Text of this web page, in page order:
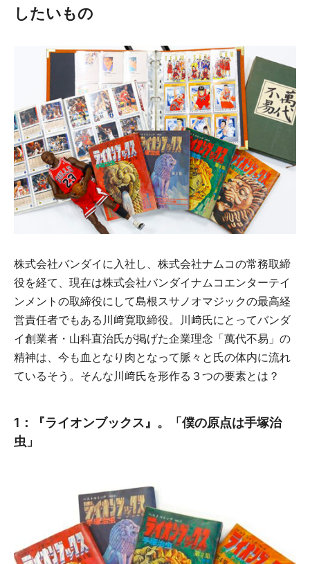
したいもの
株式会社バンダイに入社し、株式会社ナムコの常務取締
役を経て、現在は株式会社バンダイナムコエンターテイ
ンメントの取締役にして島根スサノオマジックの最高経
営責任者でもある川﨑寛取締役。川﨑氏にとってバンダ
イ創業者・山科直治氏が掲げた企業理念「萬代不易」の
精神は、今も血となり肉となって脈々と氏の体内に流れ
ているそう。そんな川﨑氏を形作る３つの要素とは？
1：『ライオンブックス』。「僕の原点は手塚治
虫 」